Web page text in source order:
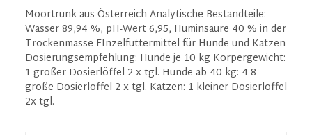
Moortrunk aus Österreich Analytische Bestandteile:
Wasser 89,94 %, pH-Wert 6,95, Huminsäure 40 % in der
Trockenmasse EInzelfuttermittel für Hunde und Katzen
Dosierungsempfehlung: Hunde je 10 kg Körpergewicht:
1 großer Dosierlöffel 2 x tgl. Hunde ab 40 kg: 4-8
große Dosierlöffel 2 x tgl. Katzen: 1 kleiner Dosierlöffel
2x tgl.